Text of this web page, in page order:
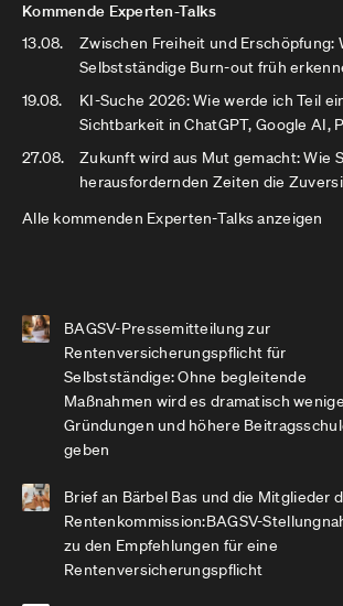
Kommende Experten-Talks
13.08.
Zwischen Freiheit und Erschöpfung:
Selbstständige Burn-out früh
19.08.
KI-Suche 2026: Wie werde ich Teil
Sichtbarkeit in ChatGPT, Google AI,
27.08.
Zukunft wird aus Mut gemacht: Wie
herausfordernden Zeiten die
Alle kommenden Experten-Talks anzeigen
BAGSV-Pressemitteilung zur
Rentenversicherungspflicht für
Selbstständige: Ohne begleitende
Maßnahmen wird es dramatisch
Gründungen und höhere
geben
Brief an Bärbel Bas und die Mitglieder
Rentenkommission:BAGSV-
zu den Empfehlungen für eine
Rentenversicherungspflicht